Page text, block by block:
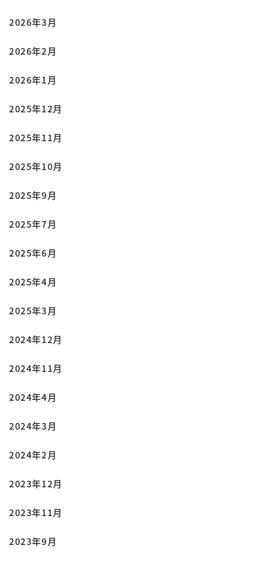
2026年3月
2026年2月
2026年1月
2025年12月
2025年11月
2025年10月
2025年9月
2025年7月
2025年6月
2025年4月
2025年3月
2024年12月
2024年11月
2024年4月
2024年3月
2024年2月
2023年12月
2023年11月
2023年9月